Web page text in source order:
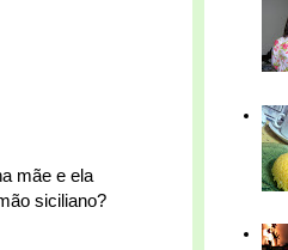
mãe e ela
siciliano?